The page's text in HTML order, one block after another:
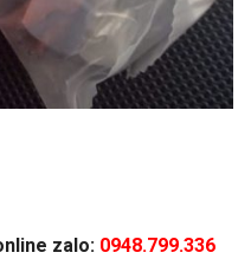
zalo: 0948.799.336